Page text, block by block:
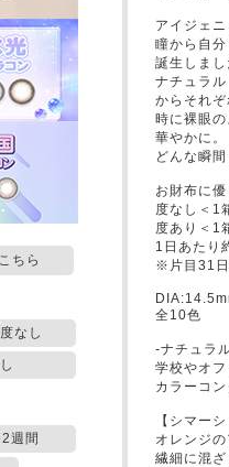
ちら
度なし
2週間
アイジェ
瞳から自
誕生しまし
ナチュラ
からそれ
時に裸眼
華やかに。
どんな瞬
お財布に
度なし＜1
度あり＜1
1日あたり
※片目31
全10色
-ナチュラ
学校やオフ
カラーコ
【シマー
オレンジ
繊細に混